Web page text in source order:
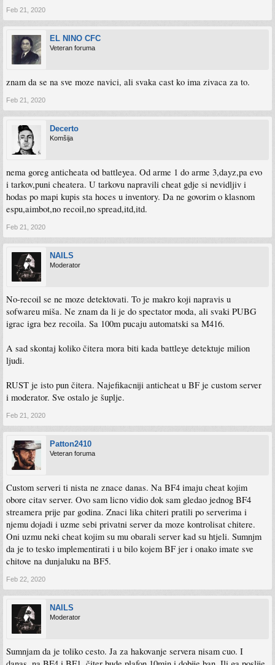
Feb 21, 2020
EL NINO CFC
Veteran foruma
znam da se na sve moze navici, ali svaka cast ko ima zivaca za to.
Feb 21, 2020
Decerto
Komšija
nema goreg anticheata od battleyea. Od arme 1 do arme 3,dayz,pa evo
i tarkov,puni cheatera. U tarkovu napravili cheat gdje si nevidljiv i
hodas po mapi kupis sta hoces u inventory. Da ne govorim o klasnom
espu,aimbot,no recoil,no spread,itd,itd.
Feb 21, 2020
NAILS
Moderator
No-recoil se ne moze detektovati. To je makro koji napravis u
sofwareu miša. Ne znam da li je do spectator moda, ali svaki PUBG
igrac igra bez recoila. Sa 100m pucaju automatski sa M416.
A sad skontaj koliko čitera mora biti kada battleye detektuje milion
ljudi.
RUST je isto pun čitera. Najefikacniji anticheat u BF je custom server
i moderator. Sve ostalo je šuplje.
Feb 21, 2020
Patton2410
Veteran foruma
Custom serveri ti nista ne znace danas. Na BF4 imaju cheat kojim
obore citav server. Ovo sam licno vidio dok sam gledao jednog BF4
streamera prije par godina. Znaci lika chiteri pratili po serverima i
njemu dojadi i uzme sebi privatni server da moze kontrolisat chitere.
Oni uzmu neki cheat kojim su mu obarali server kad su htjeli. Sumnjm
da je to tesko implementirati i u bilo kojem BF jer i onako imate sve
chitove na dunjaluku na BF5.
Feb 22, 2020
NAILS
Moderator
Sumnjam da je toliko cesto. Ja za hakovanje servera nisam cuo. I